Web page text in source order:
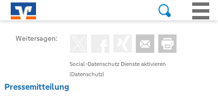
Social-Datenschutz Dienste aktivieren
(Datenschutz)
Weitersagen:
Pressemitteilung